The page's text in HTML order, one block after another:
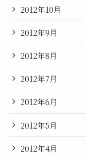
2012年10月
2012年9月
2012年8月
2012年7月
2012年6月
2012年5月
2012年4月